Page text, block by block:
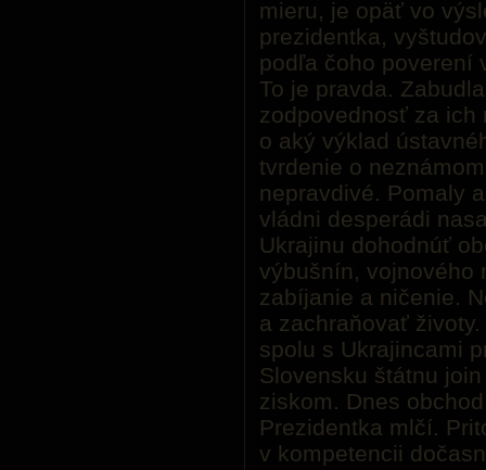
mieru, je opäť vo
prezidentka,
podľa čoho poverení
To je pravda.
zodpovednosť za ich
o aký výklad
tvrdenie o
nepravdivé. Pomaly
vládni desperádi
Ukrajinu dohodnúť
výbušnín, vojnového
zabíjanie a ničenie.
a zachraňovať
spolu s Ukrajincami
Slovensku štátnu
ziskom. Dnes
Prezidentka mlčí.
v kompetencii